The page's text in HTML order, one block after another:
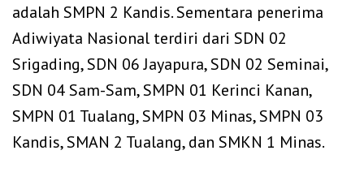
adalah SMPN 2 Kandis. Sementara penerima
Adiwiyata Nasional terdiri dari SDN 02
Srigading, SDN 06 Jayapura, SDN 02 Seminai,
SDN 04 Sam-Sam, SMPN 01 Kerinci Kanan,
SMPN 01 Tualang, SMPN 03 Minas, SMPN 03
Kandis, SMAN 2 Tualang, dan SMKN 1 Minas.